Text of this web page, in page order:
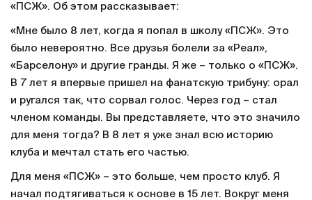
«ПСЖ». Об этом рассказывает:
«Мне было 8 лет, когда я попал в школу «ПСЖ». Это
было невероятно. Все друзья болели за «Реал»,
«Барселону» и другие гранды. Я же – только о «ПСЖ».
В 7 лет я впервые пришел на фанатскую трибуну: орал
и ругался так, что сорвал голос. Через год – стал
членом команды. Вы представляете, что это значило
для меня тогда? В 8 лет я уже знал всю историю
клуба и мечтал стать его частью.
Для меня «ПСЖ» – это больше, чем просто клуб. Я
начал подтягиваться к основе в 15 лет. Вокруг меня